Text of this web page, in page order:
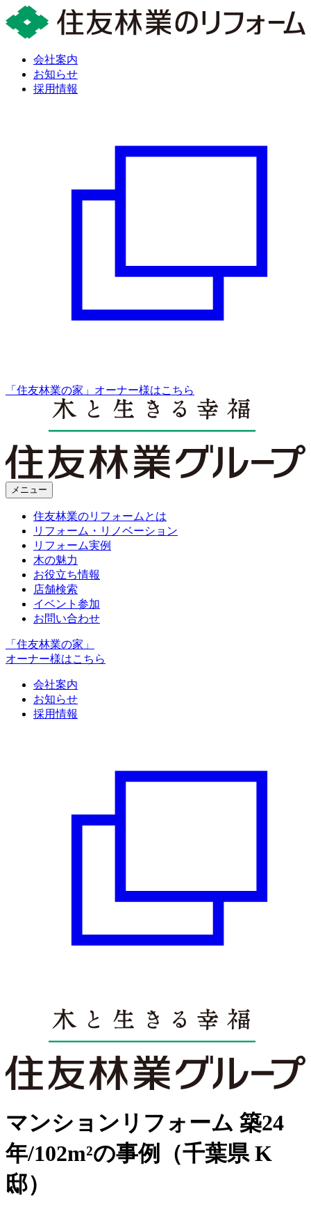
会社案内
お知らせ
採用情報
「住友林業の家」オーナー様はこちら
メニュー
住友林業のリフォームとは
リフォーム・リノベーション
リフォーム実例
木の魅力
お役立ち情報
店舗検索
イベント参加
お問い合わせ
「住友林業の家」
オーナー様はこちら
会社案内
お知らせ
採用情報
マンションリフォーム 築24
年/102m²の事例（千葉県 K
邸）